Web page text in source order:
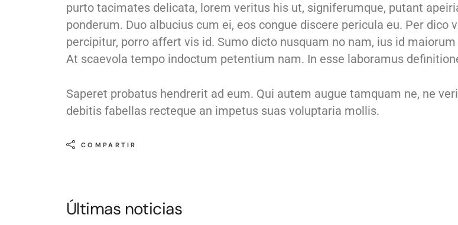
purto tacimates delicata, lorem veritus his ut, signiferumque, putant
ponderum. Duo albucius cum ei, eos congue discere pericula eu. Per
percipitur, porro affert vis id. Sumo dicto nusquam no nam, ius id
At scaevola tempo indoctum petentium nam. In esse laboramus
Saperet probatus hendrerit ad eum. Qui autem augue tamquam ne, ne
debitis fabellas recteque an impetus suas voluptaria mollis.
COMPARTIR
Últimas noticias